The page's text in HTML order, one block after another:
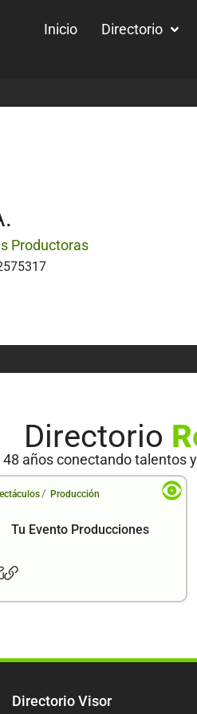
Inicio Directorio
Productoras
Directorio
48 años conectando talentos
/ Producción
Tu Evento Producciones
Directorio Visor